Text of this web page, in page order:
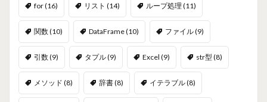
for(16) リスト (14) ループ処理 (11)
関数(10) DataFrame(10) ファイル(9)
引数(9) タプル(9) Excel (9) str型 (8)
メソッド (8) 辞書(8) イテラブル(8)